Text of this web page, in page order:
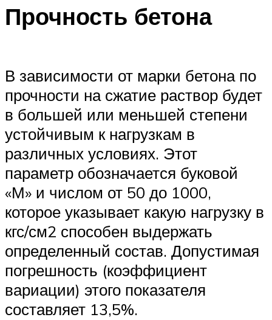
Прочность бетона
В зависимости от марки бетона по
прочности на сжатие раствор будет
в большей или меньшей степени
устойчивым к нагрузкам в
различных условиях. Этот
параметр обозначается буковой
«М» и числом от 50 до 1000,
которое указывает какую нагрузку в
кгс/см2 способен выдержать
определенный состав. Допустимая
погрешность (коэффициент
вариации) этого показателя
составляет 13,5%.